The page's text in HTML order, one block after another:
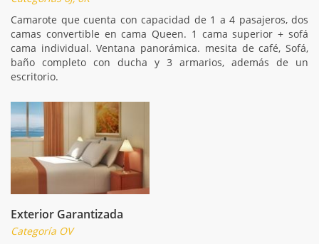
Camarote que cuenta con capacidad de 1 a 4 pasajeros, dos
camas convertible en cama Queen. 1 cama superior + sofá
cama individual. Ventana panorámica. mesita de café, Sofá,
baño completo con ducha y 3 armarios, además de un
escritorio.
Exterior Garantizada
Categoría OV